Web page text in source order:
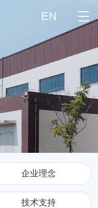
EN
企业理念
技术支持